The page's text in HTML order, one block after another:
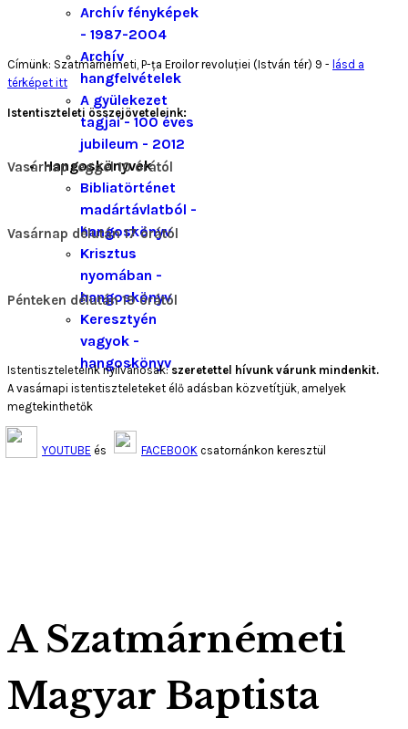
Archív fényképek
- 1987-2004
Archív
hangfelvételek
A gyülekezet
tagjai - 100 éves
jubileum - 2012
Hangoskönyvek
Bibliatörténet
madártávlatból -
hangoskönyv
Krisztus
nyomában -
hangoskönyv
Keresztyén
vagyok -
hangoskönyv
Címünk: Szatmárnémeti, P-ța Eroilor revoluției (István tér) 9 - lásd a
térképet itt
Istentiszteleti összejöveteleink:
Vasárnap reggel 10 órától
Vasárnap délután 17 órától
Pénteken délután 19 órától
Istentiszteleteink nyilvánosak:szeretettel hívunk várunk mindenkit.
A vasárnapi istentiszteleteket élő adásban közvetítjük, amelyek
megtekinthetők
YOUTUBE és FACEBOOK csatornánkon keresztül
A Szatmárnémeti
Magyar Baptista